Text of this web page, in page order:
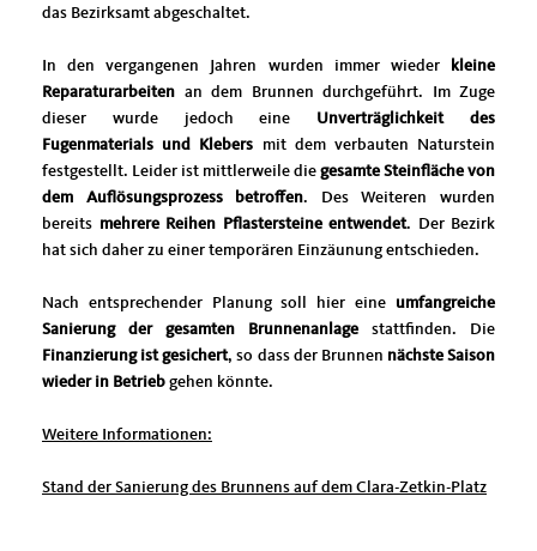
das Bezirksamt abgeschaltet.
In den vergangenen Jahren wurden immer wieder
kleine
Reparaturarbeiten an dem Brunnen durchgeführt. Im Zuge
dieser wurde jedoch eine Unverträglichkeit des
Fugenmaterials und Klebers mit dem verbauten Naturstein
festgestellt. Leider ist mittlerweile die gesamte Steinfläche von
dem Auflösungsprozess betroffen. Des Weiteren wurden
bereits mehrere Reihen Pflastersteine entwendet. Der Bezirk
hat sich daher zu einer temporären Einzäunung entschieden.
Nach entsprechender Planung soll hier eine umfangreiche
Sanierung der gesamten Brunnenanlage stattfinden. Die
Finanzierung ist gesichert, so dass der Brunnen nächste Saison
wieder in Betrieb gehen könnte.
Weitere Informationen:
Stand der Sanierung des Brunnens auf dem Clara-Zetkin-Platz